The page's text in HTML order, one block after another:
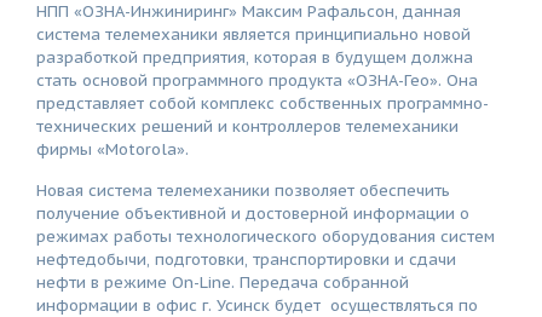
НПП «ОЗНА-Инжиниринг» Максим Рафальсон, данная
система телемеханики является принципиально новой
разработкой предприятия, которая в будущем должна
стать основой программного продукта «ОЗНА-Гео». Она
представляет собой комплекс собственных программно-
технических решений и контроллеров телемеханики
фирмы «Motorola».
Новая система телемеханики позволяет обеспечить
получение объективной и достоверной информации о
режимах работы технологического оборудования систем
нефтедобычи, подготовки, транспортировки и сдачи
нефти в режиме On-Line. Передача собранной
информации в офис г. Усинск будет осуществляться по